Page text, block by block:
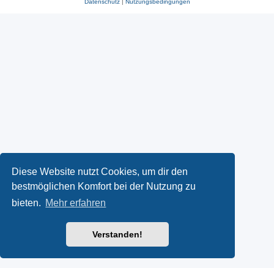
Diese Website nutzt Cookies, um dir den
bestmöglichen Komfort bei der Nutzung zu
bieten. Mehr erfahren
Verstanden!
Datenschutz| Nutzungsbedingungen